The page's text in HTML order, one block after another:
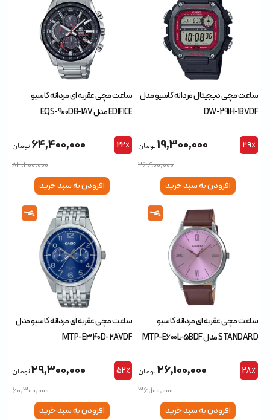
ساعت مچی دیجیتال مردانه کاسیو مدل
DW-291H-1BVDF
19,300,000تومان 29٪
26,900,000
افزودن به سبد خرید
ساعت مچی عقربه ای مردانه کاسیو
EDIFICE مدل EQS-900DB-1AV
64,400,000 تومان 22٪
82,200,000
افزودن به سبد خرید
ساعت مچی عقربه ای مردانه کاسیو
STANDARD مدل MTP-E600L-5BDF
26,100,000تومان 28٪
36,100,000
افزودن به سبد خرید
ساعت مچی عقربه ای مردانه کاسیو مدل
MTP-E340D-2AVDF
29,300,000تومان 52٪
60,300,000
افزودن به سبد خرید